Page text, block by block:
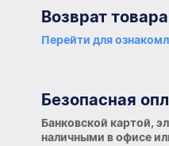
Возврат товара
Перейти для
Безопасная
Банковской картой,
наличными в офисе